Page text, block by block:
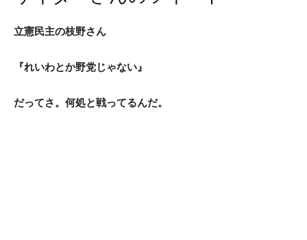
立憲民主の枝野さん
『れいわとか野党じゃない』
だってさ。何処と戦ってるんだ。